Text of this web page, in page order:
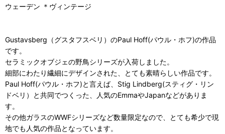
ウェーデン ＊ヴィンテージ
Gustavsberg（グスタフスベリ）のPaul Hoff(パウル・ホフ)の作品
です。
セラミックオブジェの野鳥シリーズが入荷しました。
細部にわたり繊細にデザインされた、とても素晴らしい作品です。
Paul Hoff(パウル・ホフ)と言えば、Stig Lindberg(スティグ・リン
ドベリ）と共同でつくった、人気のEmmaやJapanなどがありま
す。
その他ガラスのWWFシリーズなど数量限定なので、とても希少で現
地でも人気の作品となっています。